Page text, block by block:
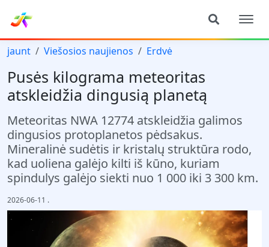
jaunt Viešosios naujienos Erdvė
Pusės kilograma meteoritas
atskleidžia dingusią planetą
Meteoritas NWA 12774 atskleidžia galimos
dingusios protoplanetos pėdsakus.
Mineralinė sudėtis ir kristalų struktūra rodo,
kad uoliena galėjo kilti iš kūno, kuriam
spindulys galėjo siekti nuo 1 000 iki 3 300 km.
2026-06-11 .